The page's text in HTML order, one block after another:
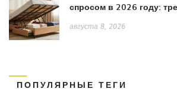
спросом в 2026 году:
августа 8, 2026
ПОПУЛЯРНЫЕ ТЕГИ